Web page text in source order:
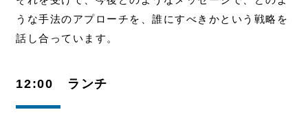
うな手法のアプローチを、誰にすべきかという戦略を
話し合っています。
12:00 ランチ